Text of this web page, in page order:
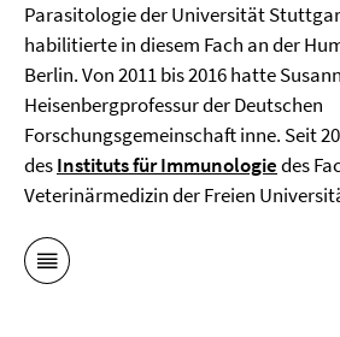
Parasitologie der Universität
habilitierte in diesem Fach an der
Berlin. Von 2011 bis 2016 hatte
Heisenbergprofessur der Deutschen
Forschungsgemeinschaft inne. Seit
desInstituts für Immunologiedes
Veterinärmedizin der Freien